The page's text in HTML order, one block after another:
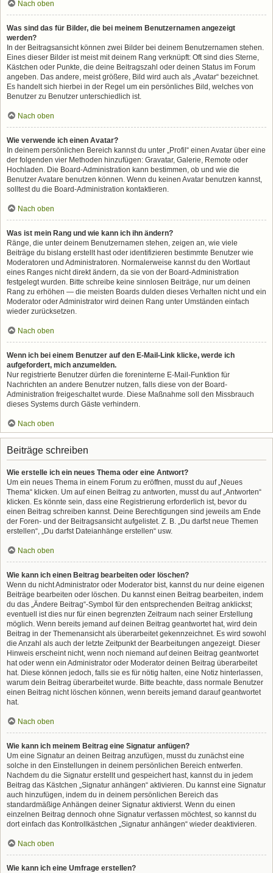
Nach oben
Was sind das für Bilder, die bei meinem Benutzernamen angezeigt
werden?
In der Beitragsansicht können zwei Bilder bei deinem Benutzernamen stehen.
Eines dieser Bilder ist meist mit deinem Rang verknüpft: Oft sind dies Sterne,
Kästchen oder Punkte, die deine Beitragszahl oder deinen Status im Forum
angeben. Das andere, meist größere, Bild wird auch als „Avatar“ bezeichnet.
Es handelt sich hierbei in der Regel um ein persönliches Bild, welches von
Benutzer zu Benutzer unterschiedlich ist.
Nach oben
Wie verwende ich einen Avatar?
In deinem persönlichen Bereich kannst du unter „Profil“ einen Avatar über eine
der folgenden vier Methoden hinzufügen: Gravatar, Galerie, Remote oder
Hochladen. Die Board-Administration kann bestimmen, ob und wie die
Benutzer Avatare benutzen können. Wenn du keinen Avatar benutzen kannst,
solltest du die Board-Administration kontaktieren.
Nach oben
Was ist mein Rang und wie kann ich ihn ändern?
Ränge, die unter deinem Benutzernamen stehen, zeigen an, wie viele
Beiträge du bislang erstellt hast oder identifizieren bestimmte Benutzer wie
Moderatoren und Administratoren. Normalerweise kannst du den Wortlaut
eines Ranges nicht direkt ändern, da sie von der Board-Administration
festgelegt wurden. Bitte schreibe keine sinnlosen Beiträge, nur um deinen
Rang zu erhöhen — die meisten Boards dulden dieses Verhalten nicht und ein
Moderator oder Administrator wird deinen Rang unter Umständen einfach
wieder zurücksetzen.
Nach oben
Wenn ich bei einem Benutzer auf den E-Mail-Link klicke, werde ich
aufgefordert, mich anzumelden.
Nur registrierte Benutzer dürfen die foreninterne E-Mail-Funktion für
Nachrichten an andere Benutzer nutzen, falls diese von der Board-
Administration freigeschaltet wurde. Diese Maßnahme soll den Missbrauch
dieses Systems durch Gäste verhindern.
Nach oben
Beiträge schreiben
Wie erstelle ich ein neues Thema oder eine Antwort?
Um ein neues Thema in einem Forum zu eröffnen, musst du auf „Neues
Thema“ klicken. Um auf einen Beitrag zu antworten, musst du auf „Antworten“
klicken. Es könnte sein, dass eine Registrierung erforderlich ist, bevor du
einen Beitrag schreiben kannst. Deine Berechtigungen sind jeweils am Ende
der Foren- und der Beitragsansicht aufgelistet. Z. B. „Du darfst neue Themen
erstellen“, „Du darfst Dateianhänge erstellen“ usw.
Nach oben
Wie kann ich einen Beitrag bearbeiten oder löschen?
Wenn du nicht Administrator oder Moderator bist, kannst du nur deine eigenen
Beiträge bearbeiten oder löschen. Du kannst einen Beitrag bearbeiten, indem
du das „Ändere Beitrag“-Symbol für den entsprechenden Beitrag anklickst;
eventuell ist dies nur für einen begrenzten Zeitraum nach seiner Erstellung
möglich. Wenn bereits jemand auf deinen Beitrag geantwortet hat, wird dein
Beitrag in der Themenansicht als überarbeitet gekennzeichnet. Es wird sowohl
die Anzahl als auch der letzte Zeitpunkt der Bearbeitungen angezeigt. Dieser
Hinweis erscheint nicht, wenn noch niemand auf deinen Beitrag geantwortet
hat oder wenn ein Administrator oder Moderator deinen Beitrag überarbeitet
hat. Diese können jedoch, falls sie es für nötig halten, eine Notiz hinterlassen,
warum dein Beitrag überarbeitet wurde. Bitte beachte, dass normale Benutzer
einen Beitrag nicht löschen können, wenn bereits jemand darauf geantwortet
hat.
Nach oben
Wie kann ich meinem Beitrag eine Signatur anfügen?
Um eine Signatur an deinen Beitrag anzufügen, musst du zunächst eine
solche in den Einstellungen in deinem persönlichen Bereich entwerfen.
Nachdem du die Signatur erstellt und gespeichert hast, kannst du in jedem
Beitrag das Kästchen „Signatur anhängen“ aktivieren. Du kannst eine Signatur
auch hinzufügen, indem du in deinem persönlichen Bereich das
standardmäßige Anhängen deiner Signatur aktivierst. Wenn du einen
einzelnen Beitrag dennoch ohne Signatur verfassen möchtest, so kannst du
dort einfach das Kontrollkästchen „Signatur anhängen“ wieder deaktivieren.
Nach oben
Wie kann ich eine Umfrage erstellen?